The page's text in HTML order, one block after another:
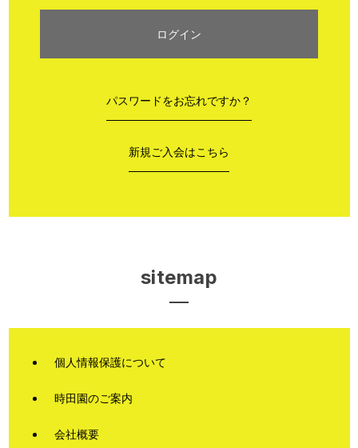
パスワードをお忘れですか？
新規ご入会はこちら
sitemap
個人情報保護について
時田園のご案内
会社概要